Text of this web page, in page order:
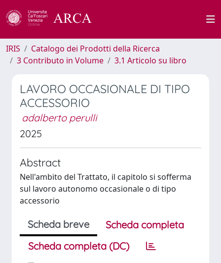
IRIS
Catalogo dei Prodotti della Ricerca
3 Contributo in Volume
3.1 Articolo su libro
LAVORO OCCASIONALE DI TIPO
ACCESSORIO
adalberto perulli
2025
Abstract
Nell'ambito del Trattato, il capitolo si sofferma
sul lavoro autonomo occasionale o di tipo
accessorio
Scheda breve
Scheda completa
Scheda completa (DC)